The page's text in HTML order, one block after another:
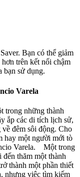
Bạn có thể giảm
trên kết nối chậm
bạn sử dụng.
Varela
trong những thành
ắp các di tích lịch sử,
đêm sôi động. Cho
hay một người mới tò
Varela. Một trong
thăm một thành
thành một phần thiết
nhưng việc tìm kiếm